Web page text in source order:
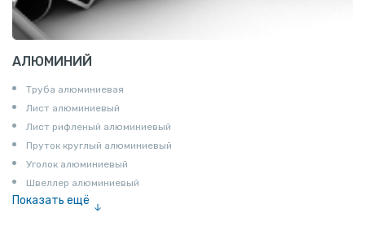
АЛЮМИНИЙ
Труба алюминиевая
Лист алюминиевый
Лист рифленый алюминиевый
Пруток круглый алюминиевый
Уголок алюминиевый
Швеллер алюминиевый
Показать ещё